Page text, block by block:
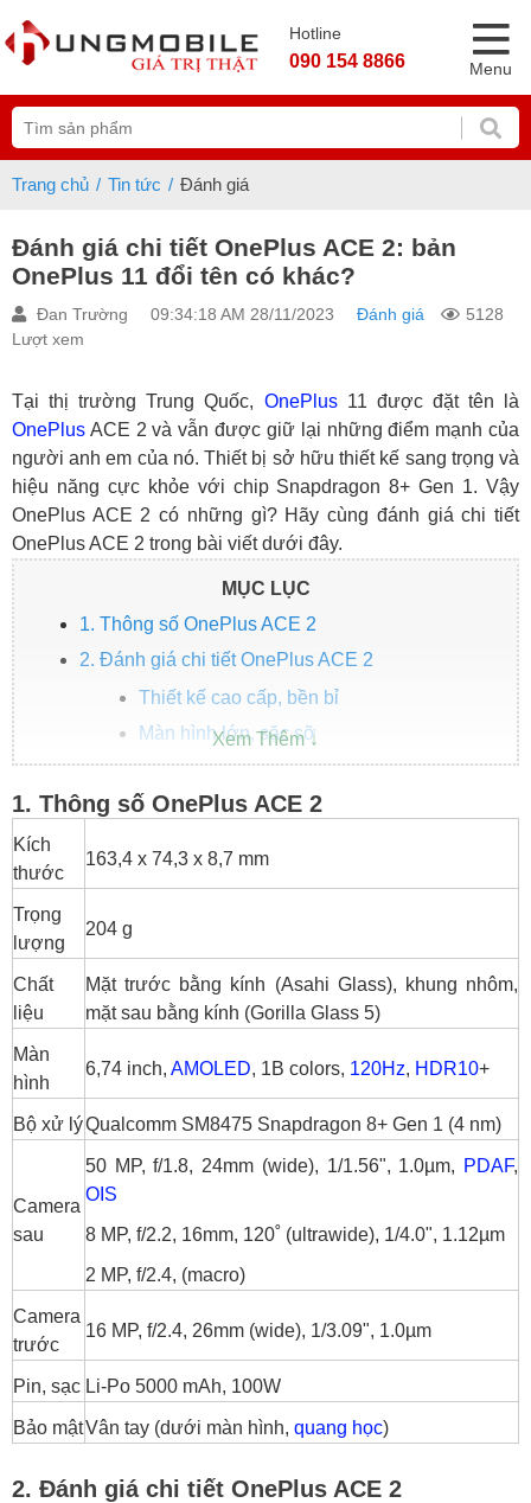
Hotline
090 154 8866 Menu
Trang chủ Tin tức Đánh giá
Đánh giá chi tiết OnePlus ACE 2: bản
OnePlus 11 đổi tên có khác?
Đan Trường 09:34:18 AM 28/11/2023 Đánh giá
5128
Lượt xem
Tại thị trường Trung Quốc, OnePlus11 được đặt tên là
OnePlus ACE 2 và vẫn được giữ lại những điểm mạnh của
người anh em của nó. Thiết bị sở hữu thiết kế sang trọng và
hiệu năng cực khỏe với chip Snapdragon 8+ Gen 1. Vậy
OnePlus ACE 2 có những gì? Hãy cùng đánh giá chi tiết
OnePlus ACE 2 trong bài viết dưới đây.
MỤC LỤC
1. Thông số OnePlus ACE 2
2. Đánh giá chi tiết OnePlus ACE 2
Thiết kế cao cấp, bền bỉ
Màn hình lớn, sặc sỡ
Hiệu suất khủng, RAM cao
Camera ở mức tốt
1. Thông số OnePlus ACE 2
Kích
thước
163,4 x 74,3 x 8,7 mm
Trọng
lượng
204 g
Chất
liệu
Mặt trước bằng kính (Asahi Glass), khung nhôm,
mặt sau bằng kính (Gorilla Glass 5)
Màn
hình
6,74 inch, AMOLED, 1B colors, 120Hz, HDR10+
Bộ xử lýQualcomm SM8475 Snapdragon 8+ Gen 1 (4 nm)
Camera
sau
50 MP, f/1.8, 24mm (wide), 1/1.56", 1.0µm, PDAF,
OIS
8 MP, f/2.2, 16mm, 120˚ (ultrawide), 1/4.0", 1.12µm
2 MP, f/2.4, (macro)
Camera
trước
16 MP, f/2.4, 26mm (wide), 1/3.09", 1.0µm
Pin, sạc Li-Po 5000 mAh, 100W
Bảo mậtVân tay (dưới màn hình, quang học)
2. Đánh giá chi tiết OnePlus ACE 2